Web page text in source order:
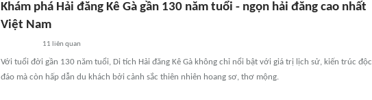
Khám phá Hải đăng Kê Gà gần 130 năm tuổi - ngọn hải đăng cao nhất
Việt Nam
11 liên quan
Với tuổi đời gần 130 năm tuổi, Di tích Hải đăng Kê Gà không chỉ nổi bật với giá trị lịch sử, kiến trúc độc
đáo mà còn hấp dẫn du khách bởi cảnh sắc thiên nhiên hoang sơ, thơ mộng.